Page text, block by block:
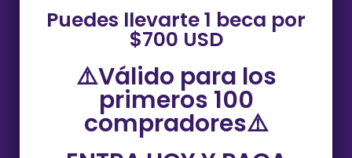
Puedes llevarte 1 beca por
$700 USD
⚠️Válido para los
primeros 100
compradores⚠️